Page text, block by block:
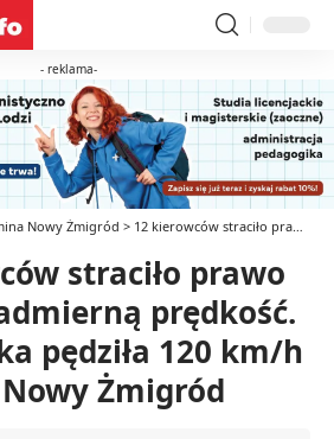
- reklama-
Nowy Żmigród > 12 kierowców straciło prawo jazdy za nadmierną prędkość. Rekordzistka pędziła 120 km/h przez Nowy Żmigród
straciło prawo
prędkość.
pędziła 120 km/h
Żmigród